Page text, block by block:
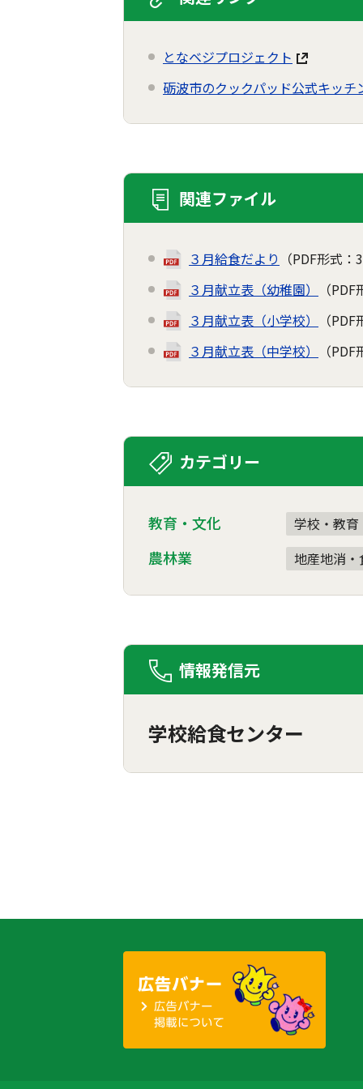
となベジプロジェクト
砺波市のクックパッド公式キッチ
関連ファイル
３月給食だより （PDF形式
３月献立表（幼稚園）
（
３月献立表（小学校）
（
３月献立表（中学校）
（
カテゴリー
教育・文化 学校・教育
農林業 地産地消・
情報発信元
学校給食センター